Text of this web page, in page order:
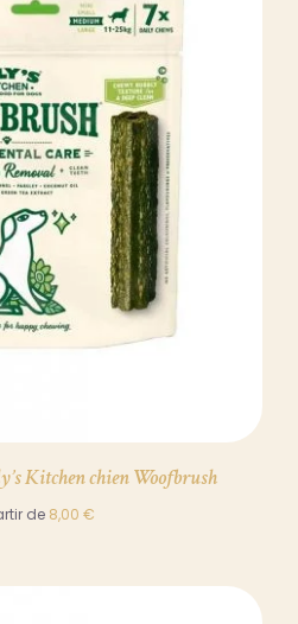
Kitchen chien Woofbrush
de 8,00 €